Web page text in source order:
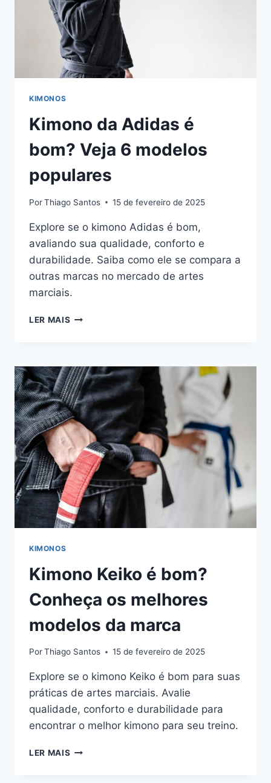
KIMONOS
Kimono da Adidas é
bom? Veja 6 modelos
populares
PorThiago Santos 15 de fevereiro de 2025
Explore se o kimono Adidas é bom,
avaliando sua qualidade, conforto e
durabilidade. Saiba como ele se compara a
outras marcas no mercado de artes
marciais.
LER MAIS KIMONO
BOM?
VEJA
6
MODELOS
POPULARES
KIMONOS
Kimono Keiko é bom?
Conheça os melhores
modelos da marca
PorThiago Santos 15 de fevereiro de 2025
Explore se o kimono Keiko é bom para suas
práticas de artes marciais. Avalie
qualidade, conforto e durabilidade para
encontrar o melhor kimono para seu treino.
LER MAIS KIMONO